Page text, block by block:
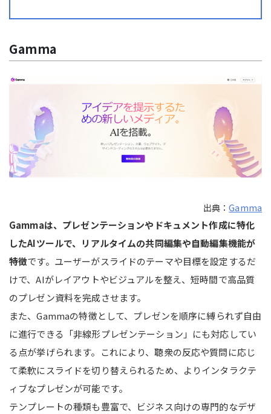
Gamma
出典：Gamma
Gammaは、プレゼンテーションやドキュメント作成に特化
したAIツールで、リアルタイムの共同編集や自動編集機能が
特徴です。ユーザーがスライドのテーマや目標を設定するだ
けで、AIがレイアウトやビジュアルを整え、短時間で高品質
のプレゼン資料を完成させます。
また、Gammaの特徴として、プレゼンを順序に縛られず自由
に進行できる「非線形プレゼンテーション」にも対応してい
る点が挙げられます。これにより、聴衆の反応や質問に応じ
て柔軟にスライドを切り替えられるため、よりインタラクテ
ィブなプレゼンが可能です。
テンプレートの種類も豊富で、ビジネス向けの専門的なデザ